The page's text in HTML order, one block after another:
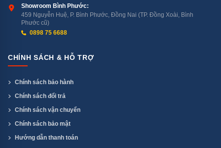
Công nghệ sấy khô hoàn hảo Zeolith
Công nghệ sấy khô Zeolith trên Bosch SMD8TCX01E
ẩm rồi tạo ra không khí khô, giúp quá trình làm khô chén
Một điểm ưu điểm nổi bật khác của chu trình sấy khô
này là không cần sử dụng điện năng. Nhờ đó mà gia
đình bạn có thể tiết kiệm tối đa chi phí khi dùng sản
Showroom Bình Phước:
459 Nguyễn Huệ, P. Bình Phước, Đồng Nai (TP. Đồng Xoài, Bình
Phước cũ)
0898 75 6688
CHÍNH SÁCH & HỖ TRỢ
Chính sách bảo hành
Chính sách đổi trả
Chính sách vận chuyển
Chính sách bảo mật
Hướng dẫn thanh toán